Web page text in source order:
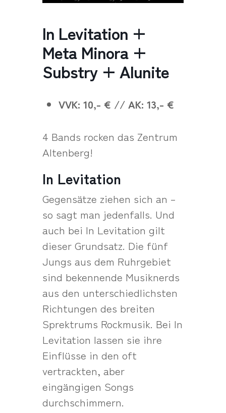
In Levitation +
Meta Minora +
Substry + Alunite
VVK: 10,- € // AK: 13,- €
4 Bands rocken das Zentrum
Altenberg!
In Levitation
Gegensätze ziehen sich an –
so sagt man jedenfalls. Und
auch bei In Levitation gilt
dieser Grundsatz. Die fünf
Jungs aus dem Ruhrgebiet
sind bekennende Musiknerds
aus den unterschiedlichsten
Richtungen des breiten
Sprektrums Rockmusik. Bei In
Levitation lassen sie ihre
Einflüsse in den oft
vertrackten, aber
eingängigen Songs
durchschimmern.